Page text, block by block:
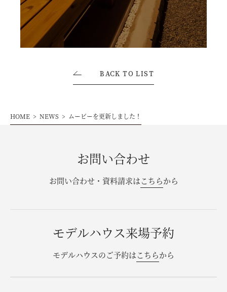
お問い合わせ・資料請求
モデルハウス来場予約
BACK TO LIST
HOME NEWS ムービーを更新しました！
お問い合わせ
お問い合わせ・資料請求はこちらから
モデルハウス来場予約
モデルハウスのご予約はこちらから